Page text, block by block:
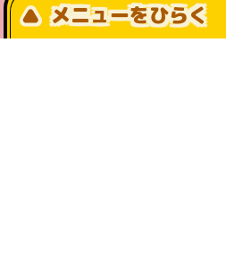
メニューをひらく
公式